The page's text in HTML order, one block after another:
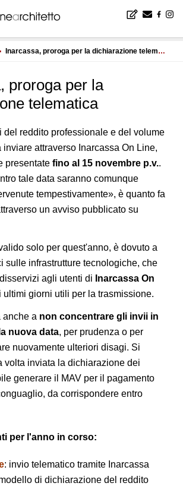
Inarcassa, proroga per la dichiarazione telematica
proroga per la
telematica
del reddito professionale e del volume
inviare attraverso Inarcassa On Line,
presentate fino al 15 novembre p.v..
tale data saranno comunque
tempestivamente», è quanto fa
un avviso pubblicato su
solo per quest'anno, è dovuto a
sulle infrastrutture tecnologiche, che
agli utenti di Inarcassa On
ultimi giorni utili per la trasmissione.
anche a non concentrare gli invii in
nuova data, per prudenza o per
nuovamente ulteriori disagi. Si
volta inviata la dichiarazione dei
generare il MAV per il pagamento
da corrispondere entro
per l'anno in corso:
: invio telematico tramite Inarcassa
di dichiarazione del reddito